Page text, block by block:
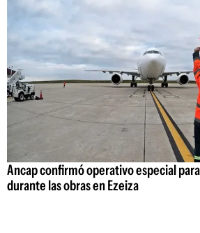
Ancap confirmó operativo especial
durante las obras en Ezeiza